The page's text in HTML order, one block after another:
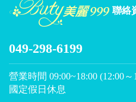
聯絡
049-298-6199
營業時間 09:00~18:00 (12:00
國定假日休息